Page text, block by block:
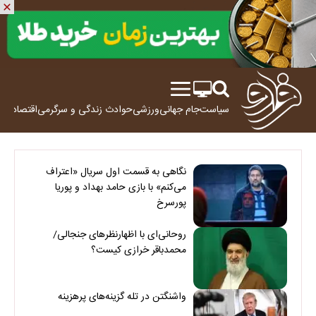
سیاستجام جهانیورزشیحوادث زندگی و سرگرمیاقتصاد
نگاهی به قسمت اول سریال «اعتراف
می‌کنم» با بازی حامد بهداد و پوریا
پورسرخ
روحانی‌ای با اظهارنظرهای جنجالی/
محمدباقر خرازی کیست؟
واشنگتن در تله گزینه‌های پرهزینه